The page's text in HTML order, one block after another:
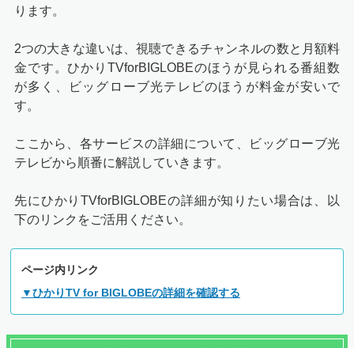
ります。
2つの大きな違いは、視聴できるチャンネルの数と月額料
金です。ひかりTVforBIGLOBEのほうが見られる番組数
が多く、ビッグローブ光テレビのほうが料金が安いで
す。
ここから、各サービスの詳細について、ビッグローブ光
テレビから順番に解説していきます。
先にひかりTVforBIGLOBEの詳細が知りたい場合は、以
下のリンクをご活用ください。
ページ内リンク
▼ひかりTV for BIGLOBEの詳細を確認する